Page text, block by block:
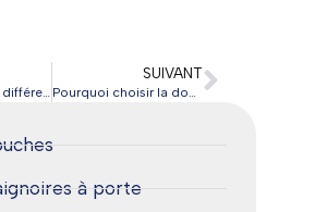
Quelles sont les différentes sortes de monte-escaliers pour les personnes âgées ?
SUIVANT
Pourquoi choisir la douche de plain-pied pour améliorer l’autonomie des personnes âgées ?
à porte